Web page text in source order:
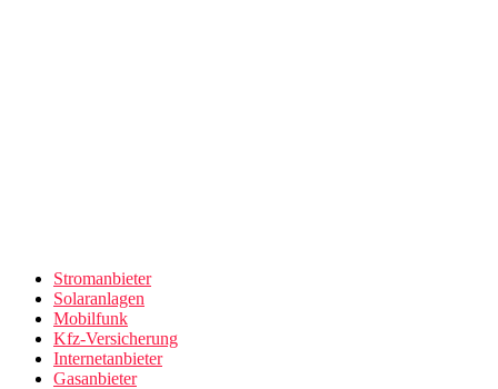
Stromanbieter
Solaranlagen
Mobilfunk
Kfz-Versicherung
Internetanbieter
Gasanbieter